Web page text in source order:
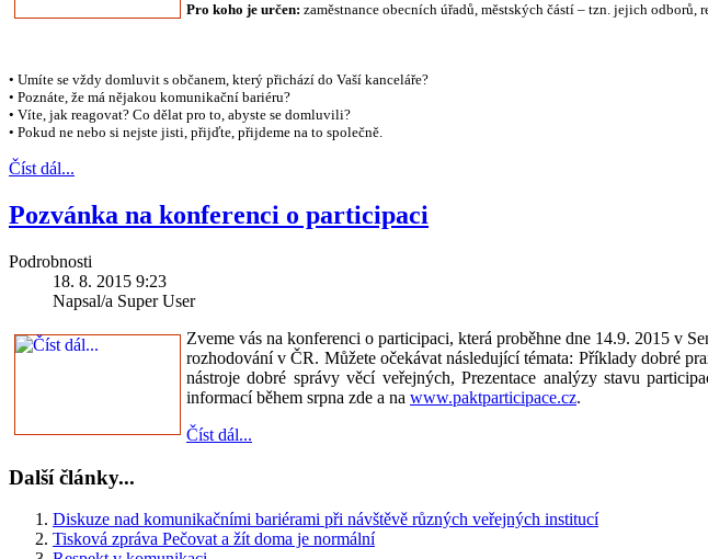
Pro koho je určen: zaměstnance obecních úřadů, městských částí – tzn. jejich
• Umíte se vždy domluvit s občanem, který přichází do Vaší kanceláře?
• Poznáte, že má nějakou komunikační bariéru?
• Víte, jak reagovat? Co dělat pro to, abyste se domluvili?
• Pokud ne nebo si nejste jisti, přijďte, přijdeme na to společně.
Číst dál...
Pozvánka na konferenci o participaci
Podrobnosti
18. 8. 2015 9:23
Napsal/a Super User
Zveme vás na konferenci o participaci, která proběhne dne 14.9. 2015 v
rozhodování v ČR. Můžete očekávat následující témata: Příklady dobré
nástroje dobré správy věcí veřejných, Prezentace analýzy stavu
informací během srpna zde a na www.paktparticipace.cz.
Číst dál...
Další články...
Diskuze nad komunikačními bariérami při návštěvě různých veřejných institucí
Tisková zpráva Pečovat a žít doma je normální